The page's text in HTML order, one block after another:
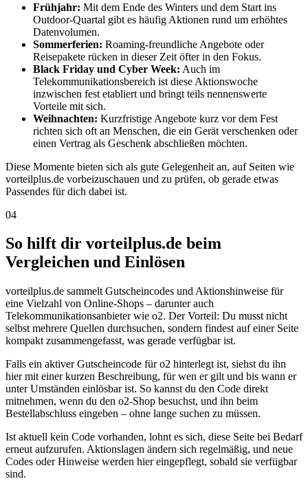
Frühjahr: Mit dem Ende des Winters und dem Start ins
Outdoor-Quartal gibt es häufig Aktionen rund um erhöhtes
Datenvolumen.
Sommerferien: Roaming-freundliche Angebote oder
Reisepakete rücken in dieser Zeit öfter in den Fokus.
Black Friday und Cyber Week: Auch im
Telekommunikationsbereich ist diese Aktionswoche
inzwischen fest etabliert und bringt teils nennenswerte
Vorteile mit sich.
Weihnachten: Kurzfristige Angebote kurz vor dem Fest
richten sich oft an Menschen, die ein Gerät verschenken oder
einen Vertrag als Geschenk abschließen möchten.
Diese Momente bieten sich als gute Gelegenheit an, auf Seiten wie
vorteilplus.de vorbeizuschauen und zu prüfen, ob gerade etwas
Passendes für dich dabei ist.
04
So hilft dir vorteilplus.de beim
Vergleichen und Einlösen
vorteilplus.de sammelt Gutscheincodes und Aktionshinweise für
eine Vielzahl von Online-Shops – darunter auch
Telekommunikationsanbieter wie o2. Der Vorteil: Du musst nicht
selbst mehrere Quellen durchsuchen, sondern findest auf einer Seite
kompakt zusammengefasst, was gerade verfügbar ist.
Falls ein aktiver Gutscheincode für o2 hinterlegt ist, siehst du ihn
hier mit einer kurzen Beschreibung, für wen er gilt und bis wann er
unter Umständen einlösbar ist. So kannst du den Code direkt
mitnehmen, wenn du den o2-Shop besuchst, und ihn beim
Bestellabschluss eingeben – ohne lange suchen zu müssen.
Ist aktuell kein Code vorhanden, lohnt es sich, diese Seite bei Bedarf
erneut aufzurufen. Aktionslagen ändern sich regelmäßig, und neue
Codes oder Hinweise werden hier eingepflegt, sobald sie verfügbar
sind.